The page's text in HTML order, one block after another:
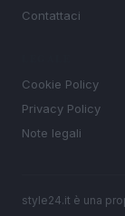
Contattaci
Cookie Policy
Privacy Policy
Note legali
style24.it è una